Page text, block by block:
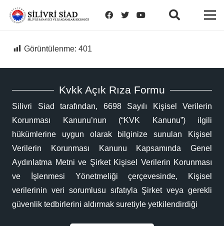
Görüntülenme: 401
Kvkk Açık Rıza Formu
Silivri Siad tarafından, 6698 Sayılı Kişisel Verilerin
Korunması Kanunu’nun (“KVK Kanunu”) ilgili
hükümlerine uygun olarak bilginize sunulan Kişisel
Verilerin Korunması Kanunu Kapsamında Genel
Aydınlatma Metni ve Şirket Kişisel Verilerin Korunması
ve İşlenmesi Yönetmeliği çerçevesinde, Kişisel
verilerinin veri sorumlusu sıfatıyla Şirket veya gerekli
güvenlik tedbirlerini aldırmak suretiyle yetkilendirdiği